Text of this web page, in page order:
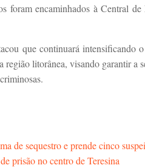
foram encaminhados à Central de
que continuará intensificando
região litorânea, visando garantir a
de sequestro e prende cinco
prisão no centro de Teresina